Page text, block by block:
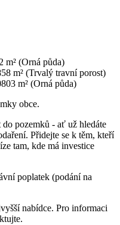
m² (Orná půda)
m² (Trvalý travní porost)
m² (Orná půda)
obce.
do pozemků - ať už hledáte
Přidejte se k těm, kteří
tam, kde má investice
poplatek (podání na
nabídce. Pro informaci